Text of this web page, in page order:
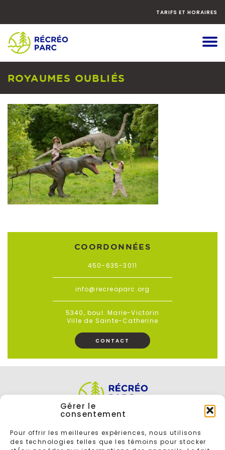
Gérer le
consentement
Pour offrir les meilleures expériences, nous utilisons
des technologies telles que les témoins pour stocker
vers
bas
TARIFS ET HORAIRES
ROYAUMES OUBLIÉS
COORDONNÉES
450-635-3011
info@recreoparc.org
5340, boul. Marie-Victorin
Ville de Sainte-Catherine
CONTACT